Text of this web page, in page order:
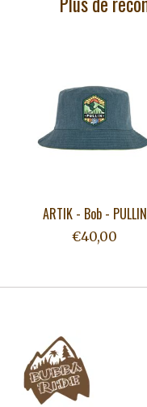
ARTIK - Bob - PULLIN
€40,00